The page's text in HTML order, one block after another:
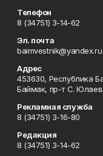
Телефон
8 (34751) 3-14-62
Эл. почта
baimvestnik@yandex.ru
Адрес
453630, Республика
Баймак, пр-т С.
Рекламная служба
8 (34751) 3-16-80
Редакция
8 (34751) 3-14-62